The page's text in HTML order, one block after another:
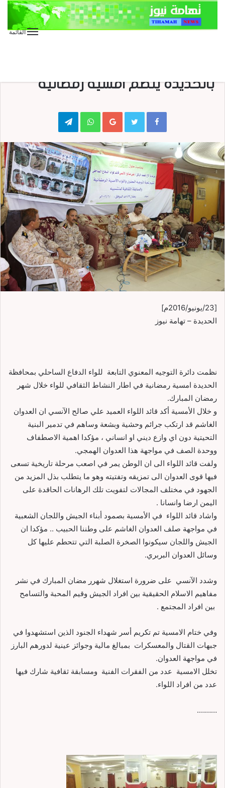
القائمة
بالحديدة ينظم امسية رمضانية
Google+
WhatsApp
Telegram
[23/يونيو/2016م]
الحديدة – تهامة نيوز
نظمت دائرة التوجيه المعنوي التابعة للواء الدفاع الساحلي بمحافظة
الحديدة امسية رمضانية في اطار النشاط الثقافي للواء خلال شهر
رمضان المبارك.
و خلال الأمسية أكد قائد اللواء العميد علي صالح الآنسي ان العدوان
الغاشم قد ارتكب جرائم وحشية وبشعة وساهم في تدمير البنية
التحيتية دون اي وازع ديني او انساني ، مؤكدا اهمية الاصطفاف
ووحدة الصف في مواجهة هذا العدوان الهمجي.
ولفت قائد اللواء الى ان الوطن يمر في اصعب مرحلة تاريخية تسعى
فيها قوى العدوان الى تمزيقه وتفتيته وهو ما يتطلب بذل المزيد من
الجهود في مختلف المجالات لتفويت تلك الرهانات الحاقدة على
اليمن ارضا وانسانا .
واشاد قائد اللواء في الأمسية بصمود أبناء الجيش واللجان الشعبية
في مواجهة صلف العدوان الغاشم على وطننا الحبيب .. مؤكدا ان
الجيش واللجان سيكونوا الصخرة الصلبة التي تتحطم عليها كل
وسائل العدوان البربري.
وشدد الآنسي على ضرورة استغلال شهرر مضان المبارك في نشر
مفاهيم الاسلام الحقيقية بين افراد الجيش وقيم المحبة والتسامح
بين افراد المجتمع .
وفي ختام الامسية تم تكريم أسر شهداء الجنود الذين استشهدوا في
جبهات القتال والمعسكرات بمبالغ مالية وجوائز عينية لدورهم البارز
في مواجهة العدوان.
تخلل الامسية عدد من الفقرات الفنية ومسابقة ثقافية شارك فيها
عدد من افراد اللواء.
……….